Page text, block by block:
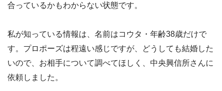
合っているかもわからない状態です。
私が知っている情報は、名前はコウタ・年齢38歳だけで
す。プロポーズは程遠い感じですが、どうしても結婚した
いので、お相手について調べてほしく、中央興信所さんに
依頼しました。